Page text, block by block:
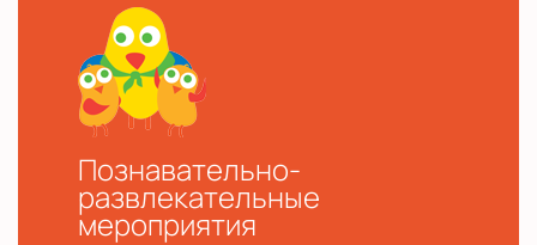
Познавательно-
развлекательные
мероприятия